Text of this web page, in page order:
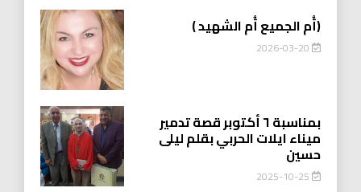
(أُم الجميع أُم الشهيد )
2026-03-20
بمناسبة ٦ أكتوبر قصة تدمير
ميناء ايلات الحربي بقلم ليلى
حسين
2025-10-25